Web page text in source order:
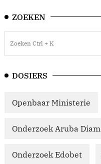
ZOEKEN
DOSIERS
Openbaar Ministerie
Onderzoek Aruba
Onderzoek Edobet